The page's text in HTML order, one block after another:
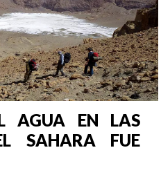
AGUA EN LAS
SAHARA FUE